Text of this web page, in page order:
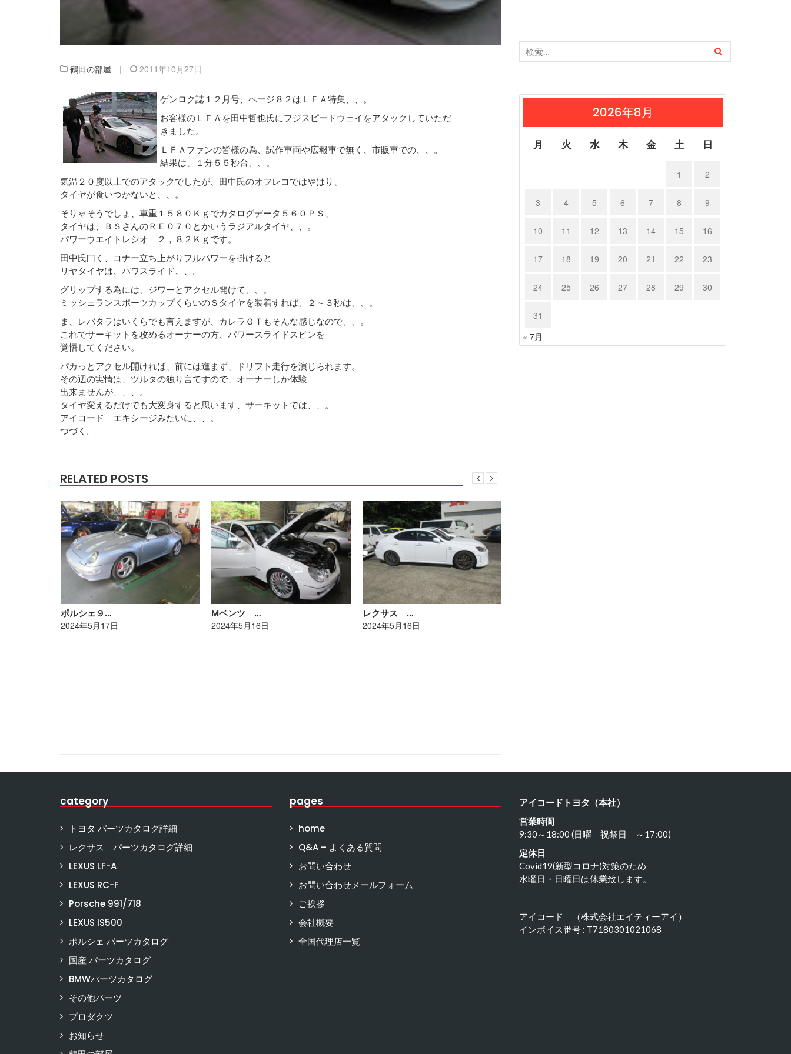
鶴田の部屋 | 2011年10月27日
ゲンロク誌１２月号、ページ８２はＬＦＡ特集、、。
お客様のＬＦＡを田中哲也氏にフジスピードウェイをアタックしていただ
きました。
ＬＦＡファンの皆様の為、試作車両や広報車で無く、市販車での、、。
結果は、１分５５秒台、、。
気温２０度以上でのアタックでしたが、田中氏のオフレコではやはり、
タイヤが食いつかないと、、。
そりゃそうでしょ、車重１５８０Ｋｇでカタログデータ５６０ＰＳ、
タイヤは、ＢＳさんのＲＥ０７０とかいうラジアルタイヤ、、。
パワーウエイトレシオ ２，８２Ｋｇです。
田中氏曰く、コナー立ち上がりフルパワーを掛けると
リヤタイヤは、パワスライド、、。
グリップする為には、ジワーとアクセル開けて、、。
ミッシェランスポーツカップくらいのＳタイヤを装着すれば、２～３秒は、、。
ま、レバタラはいくらでも言えますが、カレラＧＴもそんな感じなので、、。
これでサーキットを攻めるオーナーの方、パワースライドスピンを
覚悟してください。
パカっとアクセル開ければ、前には進まず、ドリフト走行を演じられます。
その辺の実情は、ツルタの独り言ですので、オーナーしか体験
出来ませんが、、、。
タイヤ変えるだけでも大変身すると思います、サーキットでは、、。
アイコード エキシージみたいに、、。
つづく。
RELATED POSTS
ポルシェ９…
2024年5月17日
Mベンツ …
2024年5月16日
レクサス …
2024年5月16日
2026年8月
月 火 水 木 金 土 日
1 2
3 4 5 6 7 8 9
10 11 12 13 14 15 16
17 18 19 20 21 22 23
24 25 26 27 28 29 30
31
« 7月
category
トヨタ パーツカタログ詳細
レクサス パーツカタログ詳細
LEXUS LF-A
LEXUS RC-F
Porsche 991/718
LEXUS IS500
ポルシェ パーツカタログ
国産 パーツカタログ
BMWパーツカタログ
その他パーツ
プロダクツ
お知らせ
pages
home
Q&A – よくある質問
お問い合わせ
お問い合わせメールフォーム
ご挨拶
会社概要
全国代理店一覧
アイコードトヨタ（本社）
営業時間
9:30～18:00 (日曜 祝祭日 ～17:00)
定休日
Covid19(新型コロナ)対策のため
水曜日・日曜日は休業致します。
アイコード （株式会社エイティーアイ）
インボイス番号 : T7180301021068